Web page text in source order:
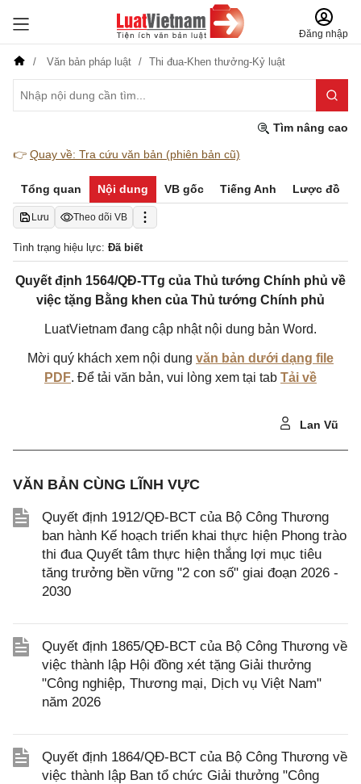
Đăng nhập
Văn bản pháp luật Thi đua-Khen thưởng-Kỷ luật
Tìm nâng cao
👉 Quay về: Tra cứu văn bản (phiên bản cũ)
Tổng quan Nội dung VB gốc Tiếng Anh Lược đồ
Lưu Theo dõi VB
Tình trạng hiệu lực: Đã biết
Quyết định 1564/QĐ-TTg của Thủ tướng Chính phủ về
việc tặng Bằng khen của Thủ tướng Chính phủ
LuatVietnam đang cập nhật nội dung bản Word.
Mời quý khách xem nội dung văn bản dưới dạng file
PDF. Để tải văn bản, vui lòng xem tại tab Tải về
Lan Vũ
VĂN BẢN CÙNG LĨNH VỰC
Quyết định 1912/QĐ-BCT của Bộ Công Thương
ban hành Kế hoạch triển khai thực hiện Phong trào
thi đua Quyết tâm thực hiện thắng lợi mục tiêu
tăng trưởng bền vững "2 con số" giai đoạn 2026 -
2030
Quyết định 1865/QĐ-BCT của Bộ Công Thương về
việc thành lập Hội đồng xét tặng Giải thưởng
"Công nghiệp, Thương mại, Dịch vụ Việt Nam"
năm 2026
Quyết định 1864/QĐ-BCT của Bộ Công Thương về
việc thành lập Ban tổ chức Giải thưởng "Công